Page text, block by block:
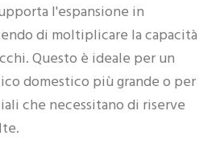
l'espansione in
di moltiplicare la capacità
Questo è ideale per un
domestico più grande o per
che necessitano di riserve